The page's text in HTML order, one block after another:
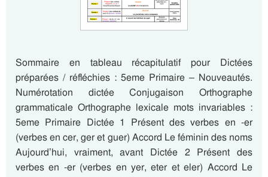
Sommaire en tableau récapitulatif pour Dictées
préparées / réfléchies : 5eme Primaire – Nouveautés.
Numérotation dictée Conjugaison Orthographe
grammaticale Orthographe lexicale mots invariables :
5eme Primaire Dictée 1 Présent des verbes en -er
(verbes en cer, ger et guer) Accord Le féminin des noms
Aujourd’hui, vraiment, avant Dictée 2 Présent des
verbes en -er (verbes en yer, eter et eler) Accord Le